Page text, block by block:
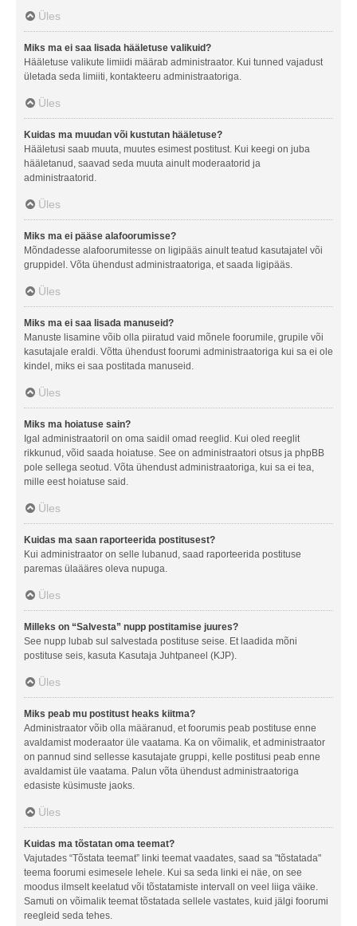
Üles
Miks ma ei saa lisada hääletuse valikuid?
Hääletuse valikute limiidi määrab administraator. Kui tunned vajadust
ületada seda limiiti, kontakteeru administraatoriga.
Üles
Kuidas ma muudan või kustutan hääletuse?
Hääletusi saab muuta, muutes esimest postitust. Kui keegi on juba
hääletanud, saavad seda muuta ainult moderaatorid ja
administraatorid.
Üles
Miks ma ei pääse alafoorumisse?
Mõndadesse alafoorumitesse on ligipääs ainult teatud kasutajatel või
gruppidel. Võta ühendust administraatoriga, et saada ligipääs.
Üles
Miks ma ei saa lisada manuseid?
Manuste lisamine võib olla piiratud vaid mõnele foorumile, grupile või
kasutajale eraldi. Võtta ühendust foorumi administraatoriga kui sa ei ole
kindel, miks ei saa postitada manuseid.
Üles
Miks ma hoiatuse sain?
Igal administraatoril on oma saidil omad reeglid. Kui oled reeglit
rikkunud, võid saada hoiatuse. See on administraatori otsus ja phpBB
pole sellega seotud. Võta ühendust administraatoriga, kui sa ei tea,
mille eest hoiatuse said.
Üles
Kuidas ma saan raporteerida postitusest?
Kui administraator on selle lubanud, saad raporteerida postituse
paremas ülaääres oleva nupuga.
Üles
Milleks on “Salvesta” nupp postitamise juures?
See nupp lubab sul salvestada postituse seise. Et laadida mõni
postituse seis, kasuta Kasutaja Juhtpaneel (KJP).
Üles
Miks peab mu postitust heaks kiitma?
Administraator võib olla määranud, et foorumis peab postituse enne
avaldamist moderaator üle vaatama. Ka on võimalik, et administraator
on pannud sind sellesse kasutajate gruppi, kelle postitusi peab enne
avaldamist üle vaatama. Palun võta ühendust administraatoriga
edasiste küsimuste jaoks.
Üles
Kuidas ma tõstatan oma teemat?
Vajutades “Tõstata teemat” linki teemat vaadates, saad sa "tõstatada"
teema foorumi esimesele lehele. Kui sa seda linki ei näe, on see
moodus ilmselt keelatud või tõstatamiste intervall on veel liiga väike.
Samuti on võimalik teemat tõstatada sellele vastates, kuid jälgi foorumi
reegleid seda tehes.